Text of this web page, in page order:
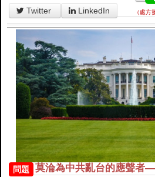
Twitter
LinkedIn （處
問題 莫淪為中共亂台的應聲者